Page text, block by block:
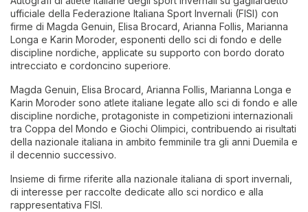
ufficiale della Federazione Italiana Sport Invernali (FISI) con
firme di Magda Genuin, Elisa Brocard, Arianna Follis, Marianna
Longa e Karin Moroder, esponenti dello sci di fondo e delle
discipline nordiche, applicate su supporto con bordo dorato
intrecciato e cordoncino superiore.
Magda Genuin, Elisa Brocard, Arianna Follis, Marianna Longa e
Karin Moroder sono atlete italiane legate allo sci di fondo e alle
discipline nordiche, protagoniste in competizioni internazionali
tra Coppa del Mondo e Giochi Olimpici, contribuendo ai risultati
della nazionale italiana in ambito femminile tra gli anni Duemila e
il decennio successivo.
Insieme di firme riferite alla nazionale italiana di sport invernali,
di interesse per raccolte dedicate allo sci nordico e alla
rappresentativa FISI.